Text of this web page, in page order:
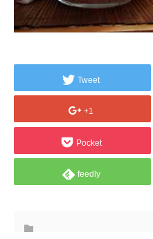
Tweet
+1
Pocket
feedly